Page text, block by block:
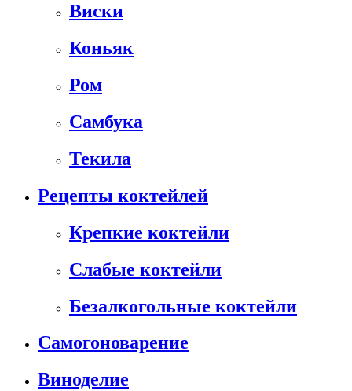
Виски
Коньяк
Ром
Самбука
Текила
Рецепты коктейлей
Крепкие коктейли
Слабые коктейли
Безалкогольные коктейли
Самогоноварение
Виноделие